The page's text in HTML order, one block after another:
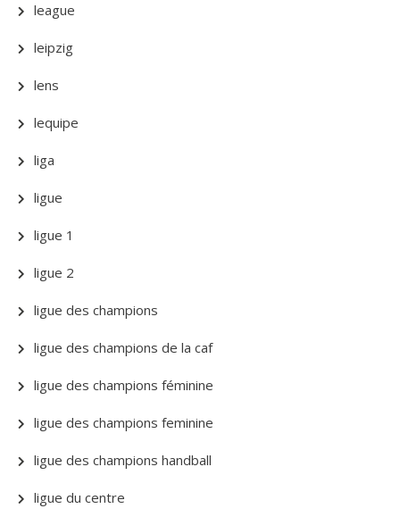
league
leipzig
lens
lequipe
liga
ligue
ligue 1
ligue 2
ligue des champions
ligue des champions de la caf
ligue des champions féminine
ligue des champions feminine
ligue des champions handball
ligue du centre